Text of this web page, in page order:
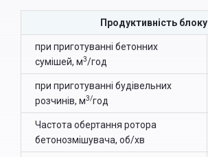
Продуктивність блоку
при приготуванні бетонних
сумішей, м3/год
при приготуванні будівельних
розчинів, м3/год
Частота обертання ротора
бетонозмішувача, об/хв